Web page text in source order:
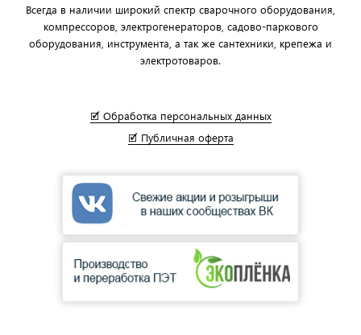
Всегда в наличии широкий спектр сварочного оборудования,
компрессоров, электрогенераторов, садово-паркового
оборудования, инструмента, а так же сантехники, крепежа и
электротоваров.
🗹 Обработка персональных данных
🗹 Публичная оферта